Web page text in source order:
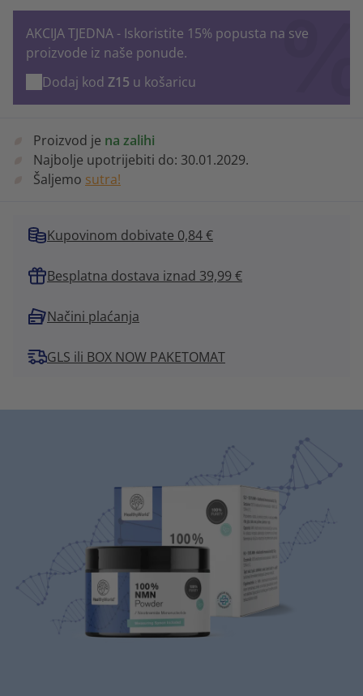
AKCIJA TJEDNA - Iskoristite 15% popusta na sve
proizvode iz naše ponude.
Dodaj kod Z15 u košaricu
Proizvod je na zalihi
Najbolje upotrijebiti do: 30.01.2029.
Šaljemo sutra!
Kupovinom dobivate 0,84 €
Besplatna dostava iznad 39,99 €
Načini plaćanja
GLS ili BOX NOW PAKETOMAT